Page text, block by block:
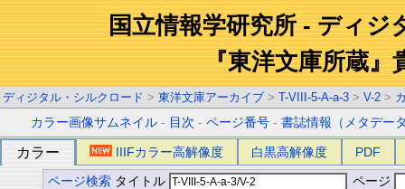
国立情報学研究所 - ディジ
『東洋文庫所蔵』
ディジタル・シルクロード > 東洋文庫アーカイブ > T-VIII-5-A-a-3 > V-2 >
カラー画像サムネイル - 目次 -ページ番号 -書誌情報（メタデー
カラー IIIFカラー高解像度 白黒高解像度 PDF
ページ検索 タイトル ページ